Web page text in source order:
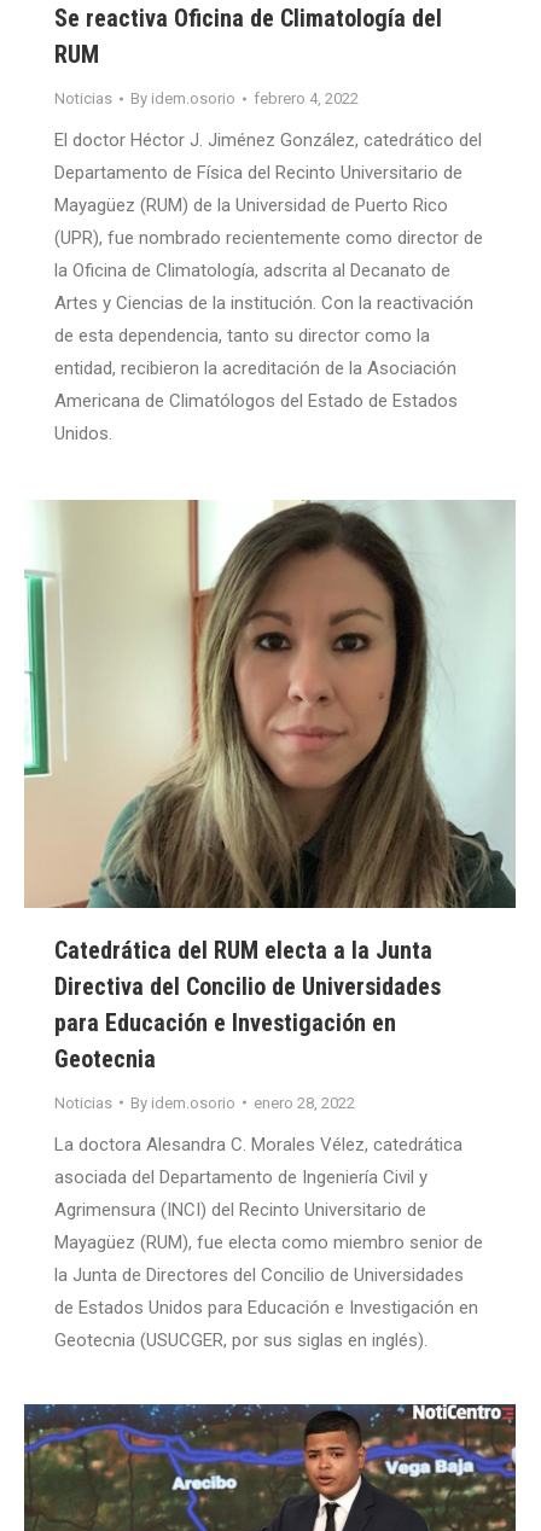
Se reactiva Oficina de Climatología del
RUM
Noticias By idem.osorio febrero 4, 2022
El doctor Héctor J. Jiménez González, catedrático del
Departamento de Física del Recinto Universitario de
Mayagüez (RUM) de la Universidad de Puerto Rico
(UPR), fue nombrado recientemente como director de
la Oficina de Climatología, adscrita al Decanato de
Artes y Ciencias de la institución. Con la reactivación
de esta dependencia, tanto su director como la
entidad, recibieron la acreditación de la Asociación
Americana de Climatólogos del Estado de Estados
Unidos.
Catedrática del RUM electa a la Junta
Directiva del Concilio de Universidades
para Educación e Investigación en
Geotecnia
Noticias By idem.osorio enero 28, 2022
La doctora Alesandra C. Morales Vélez, catedrática
asociada del Departamento de Ingeniería Civil y
Agrimensura (INCI) del Recinto Universitario de
Mayagüez (RUM), fue electa como miembro senior de
la Junta de Directores del Concilio de Universidades
de Estados Unidos para Educación e Investigación en
Geotecnia (USUCGER, por sus siglas en inglés).